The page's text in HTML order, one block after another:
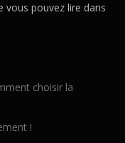
vous pouvez lire dans
choisir la
!